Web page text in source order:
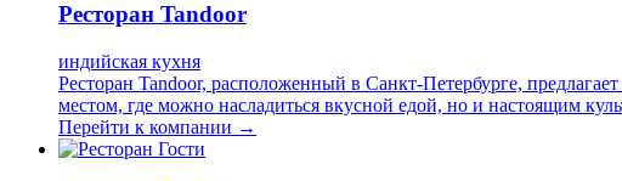
Ресторан Tandoor
индийская кухня
Ресторан Tandoor, расположенный в Санкт-Петербурге,
местом, где можно насладиться вкусной едой, но и настоящим
Перейти к компании →